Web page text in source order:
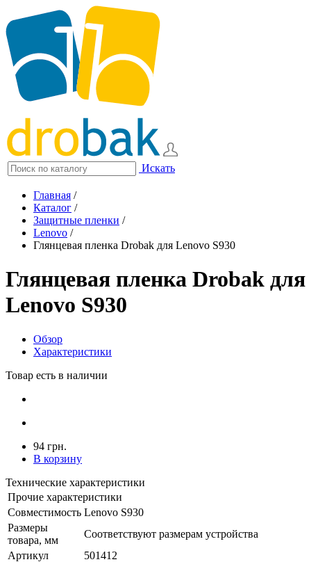
Искать
Главная /
Каталог /
Защитные пленки /
Lenovo /
Глянцевая пленка Drobak для Lenovo S930
Глянцевая пленка Drobak для
Lenovo S930
Обзор
Характеристики
Товар есть в наличии
94 грн.
В корзину
Технические характеристики
Прочие характеристики
Совместимость Lenovo S930
Размеры
товара, мм
Соответствуют размерам устройства
Артикул
501412